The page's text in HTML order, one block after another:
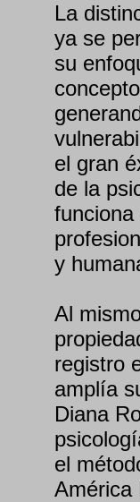
La
ya se
su
el gran
de la
y
Al
registro
amplía
Diana
el
América